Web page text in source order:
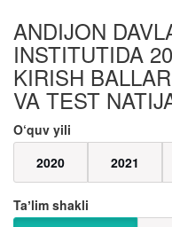
ANDIJON
INSTITUTIDA
KIRISH
VA TEST
O‘quv yili
2020
2021
Taʼlim shakli